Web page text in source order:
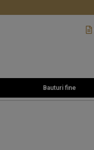
Bauturi fine